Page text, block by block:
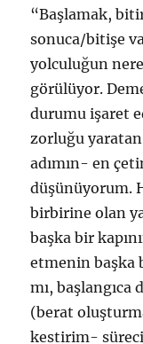
“Başlamak,
sonuca/bitişe
yolculuğun
görülüyor.
durumu işaret
zorluğu
adımın- en
düşünüyorum.
birbirine olan
başka bir
etmenin başka
mı,
(berat
kestirim-